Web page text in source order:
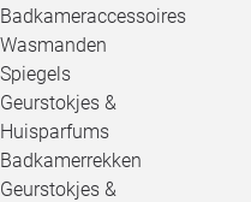
Badkameraccessoires
Wasmanden
Spiegels
Geurstokjes &
Huisparfums
Badkamerrekken
Geurstokjes &